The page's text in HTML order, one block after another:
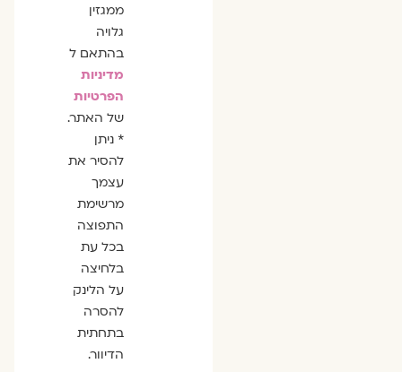
ממגזין
גלויה
בהתאם ל
מדיניות
הפרטיות
של האתר.
* ניתן
להסיר את
עצמך
מרשימת
התפוצה
בכל עת
בלחיצה
על הלינק
להסרה
בתחתית
הדיוור.